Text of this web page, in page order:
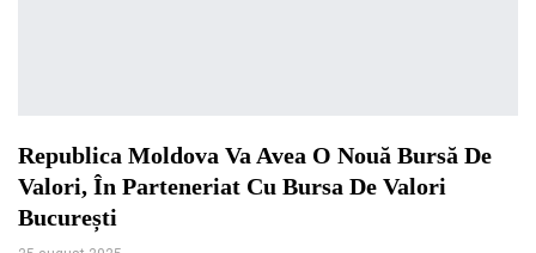
Republica Moldova Va Avea O Nouă Bursă De
Valori, În Parteneriat Cu Bursa De Valori
București